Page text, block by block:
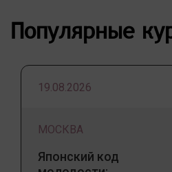
Популярные
19.08.2026
МОСКВА
Японский код